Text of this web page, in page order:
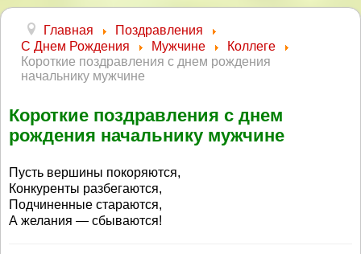
Главная
Поздравления
С Днем Рождения
Мужчине
Коллеге
Короткие поздравления с днем рождения
начальнику мужчине
Короткие поздравления с днем
рождения начальнику мужчине
Пусть вершины покоряются,
Конкуренты разбегаются,
Подчиненные стараются,
А желания — сбываются!